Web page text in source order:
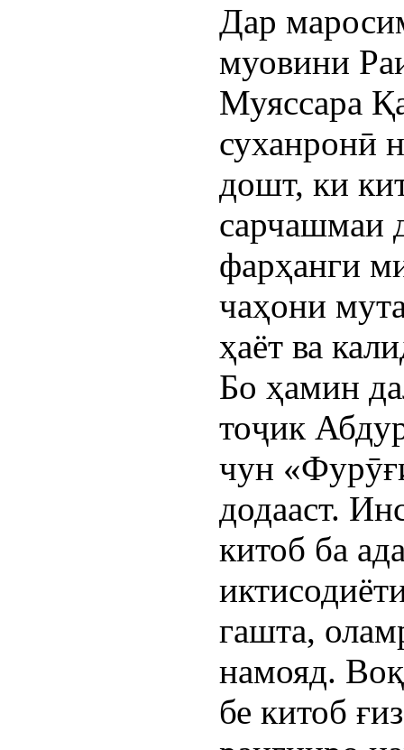
Дар
муовини
Муяссара
суханронӣ
дошт, ки
сарчашмаи
фарҳанги
чаҳони
ҳаёт ва
Бо ҳамин
тоҷик
чун
додааст.
китоб ба
гашта,
намояд.
бе китоб